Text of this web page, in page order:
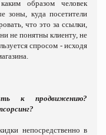
образом человек
зоны, куда посетители
что это за ссылки,
не понятны клиенту, не
спросом - исходя
к продвижению?
непосредственно в